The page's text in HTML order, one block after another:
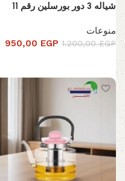
شياله 3 دور بورسلين رقم 11
منوعات
1.200,00EGP
950,00 EGP